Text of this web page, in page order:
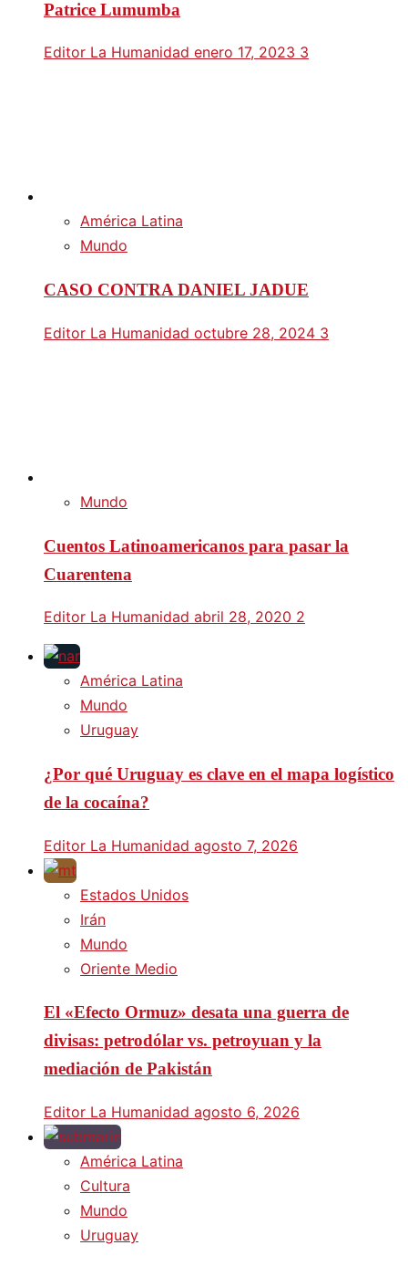
Patrice Lumumba
Editor La Humanidad enero 17, 2023 3
América Latina
Mundo
CASO CONTRA DANIEL JADUE
Editor La Humanidad octubre 28, 2024 3
Mundo
Cuentos Latinoamericanos para pasar la
Cuarentena
Editor La Humanidad abril 28, 2020 2
América Latina
Mundo
Uruguay
¿Por qué Uruguay es clave en el mapa logístico
de la cocaína?
Editor La Humanidad agosto 7, 2026
Estados Unidos
Irán
Mundo
Oriente Medio
El «Efecto Ormuz» desata una guerra de
divisas: petrodólar vs. petroyuan y la
mediación de Pakistán
Editor La Humanidad agosto 6, 2026
América Latina
Cultura
Mundo
Uruguay